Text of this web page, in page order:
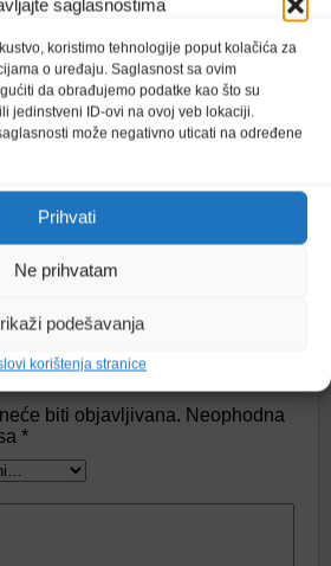
saglasnostima
koristimo tehnologije poput kolačića za
o uređaju. Saglasnost sa ovim
da obrađujemo podatke kao što su
jedinstveni ID-ovi na ovoj veb lokaciji.
može negativno uticati na određene
Prihvati
Ne prihvatam
podešavanja
korištenja stranice
“Karcher Vap perač K7
biti objavljivana. Neophodna
*